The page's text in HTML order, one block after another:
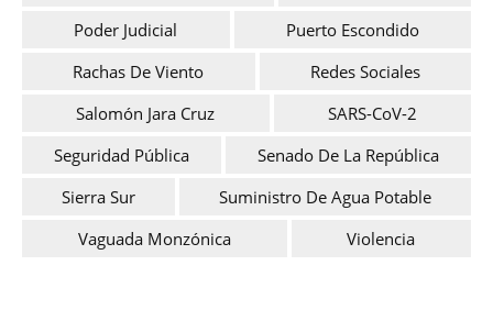
Poder Judicial
Puerto Escondido
Rachas De Viento
Redes Sociales
Salomón Jara Cruz
SARS-CoV-2
Seguridad Pública
Senado De La República
Sierra Sur
Suministro De Agua Potable
Vaguada Monzónica
Violencia